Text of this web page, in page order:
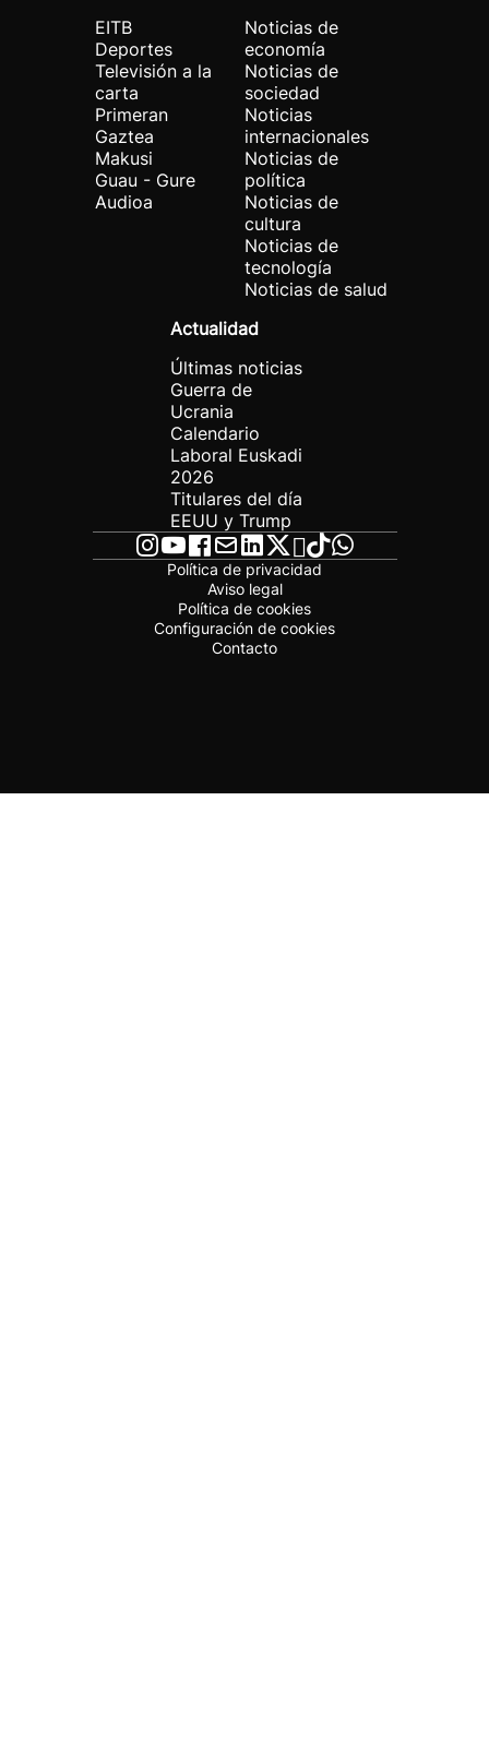
EITB
Deportes
Televisión a la
carta
Primeran
Gaztea
Makusi
Guau - Gure
Audioa
Noticias de
economía
Noticias de
sociedad
Noticias
internacionales
Noticias de
política
Noticias de
cultura
Noticias de
tecnología
Noticias de salud
Actualidad
Últimas noticias
Guerra de
Ucrania
Calendario
Laboral Euskadi
2026
Titulares del día
EEUU y Trump
Política de privacidad
Aviso legal
Política de cookies
Configuración de cookies
Contacto